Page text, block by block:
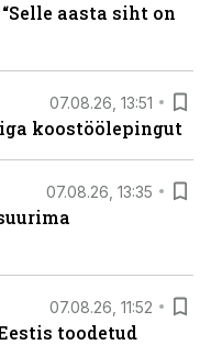
aasta siht on
07.08.26, 13:51
koostöölepingut
07.08.26, 13:35
07.08.26, 11:52
toodetud